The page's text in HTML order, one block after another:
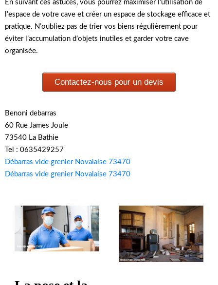
En suivant ces astuces, vous pourrez maximiser l’utilisation de
l’espace de votre cave et créer un espace de stockage efficace et
pratique. N’oubliez pas de trier vos biens régulièrement pour
éviter l’accumulation d’objets inutiles et garder votre cave
organisée.
Contactez-nous pour un devis
Benoni debarras
60 Rue James Joule
73540 La Bathie
Tel : 0635429257
Débarras vide grenier Novalaise 73470
Débarras vide grenier Novalaise 73470